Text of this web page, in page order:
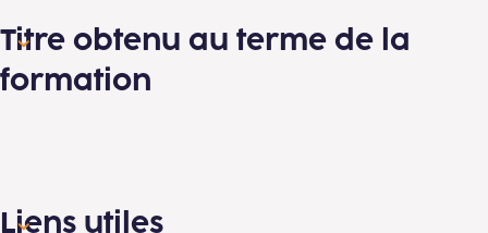
Titre obtenu au terme de la
formation
Liens utiles